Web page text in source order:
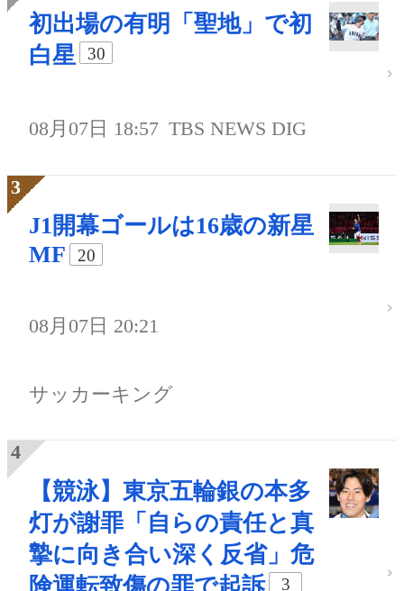
初出場の有明「聖地」で初
白星
30
08月07日 18:57 TBS NEWS DIG
J1開幕ゴールは16歳の新星
MF
20
08月07日 20:21
サッカーキング
【競泳】東京五輪銀の本多
灯が謝罪「自らの責任と真
摯に向き合い深く反省」危
3